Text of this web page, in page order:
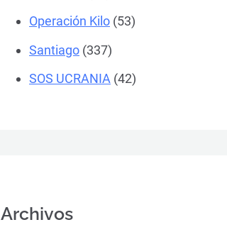
Operación Kilo (53)
Santiago (337)
SOS UCRANIA (42)
Archivos